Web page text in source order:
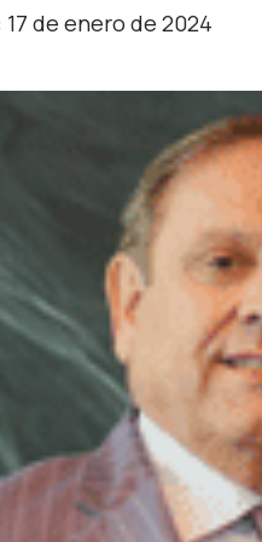
de enero de 2024